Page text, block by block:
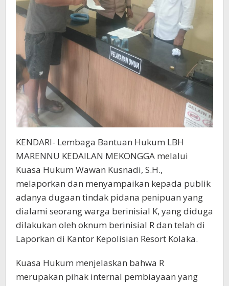
KENDARI- Lembaga Bantuan Hukum LBH
MARENNU KEDAILAN MEKONGGA melalui
Kuasa Hukum Wawan Kusnadi, S.H.,
melaporkan dan menyampaikan kepada publik
adanya dugaan tindak pidana penipuan yang
dialami seorang warga berinisial K, yang diduga
dilakukan oleh oknum berinisial R dan telah di
Laporkan di Kantor Kepolisian Resort Kolaka.
Kuasa Hukum menjelaskan bahwa R
merupakan pihak internal pembiayaan yang